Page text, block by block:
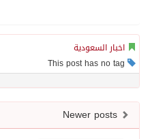
اخبار السعودية